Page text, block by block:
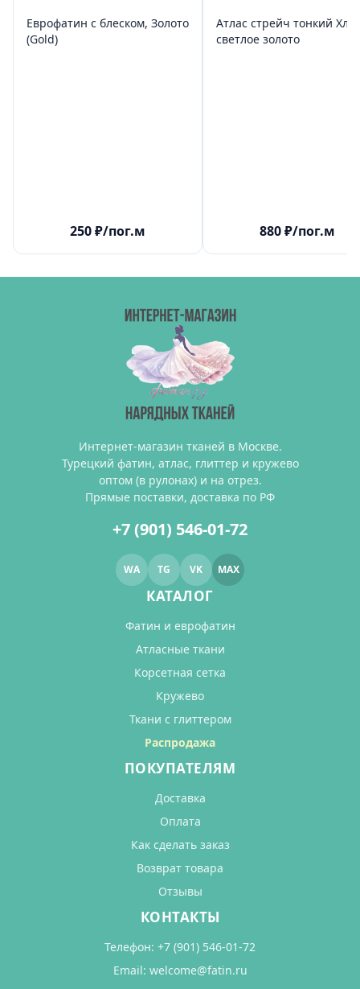
Еврофатин с блеском, Золото
(Gold)
250₽/пог.м
Атлас стрейч тонкий
светлое золото
880₽/пог.м
Интернет-магазин тканей в Москве.
Турецкий фатин, атлас, глиттер и кружево
оптом (в рулонах) и на отрез.
Прямые поставки, доставка по РФ
+7 (901) 546-01-72
WA TG VK MAX
КАТАЛОГ
Фатин и еврофатин
Атласные ткани
Корсетная сетка
Кружево
Ткани с глиттером
Распродажа
ПОКУПАТЕЛЯМ
Доставка
Оплата
Как сделать заказ
Возврат товара
Отзывы
КОНТАКТЫ
Телефон: +7 (901) 546-01-72
Email: welcome@fatin.ru